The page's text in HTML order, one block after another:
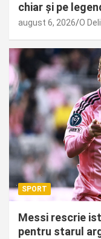
chiar și pe
august 6, 2026 O
SPORT
Messi rescrie
pentru starul